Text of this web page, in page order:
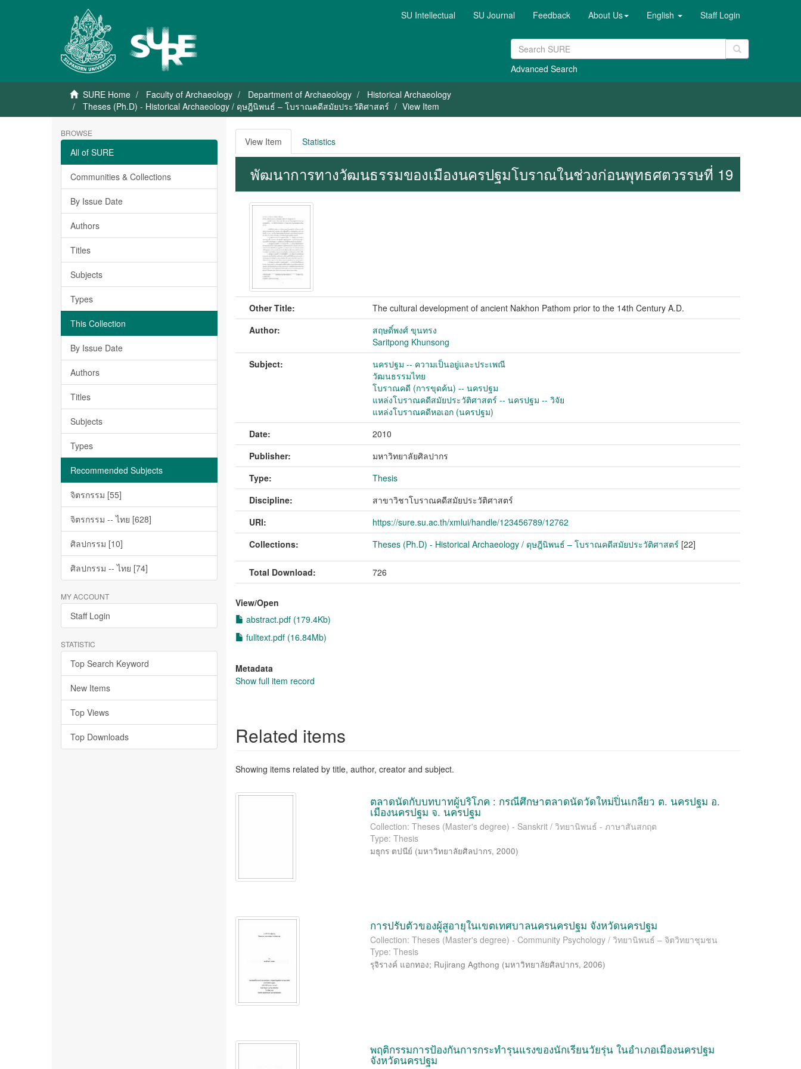
SU Intellectual SU Journal Feedback About Us English Staff Login
Advanced Search
SURE Home Faculty of Archaeology Department of Archaeology
Historical Archaeology
Theses (Ph.D) - Historical Archaeology / ดุษฎีนิพนธ์ – โบราณคดีสมัยประวัติศาสตร์
View Item
BROWSE
All of SURE
Communities & Collections
By Issue Date
Authors
Titles
Subjects
Types
This Collection
By Issue Date
Authors
Titles
Subjects
Types
Recommended Subjects
จิตรกรรม [55]
จิตรกรรม -- ไทย [628]
ศิลปกรรม [10]
ศิลปกรรม -- ไทย [74]
MY ACCOUNT
Staff Login
STATISTIC
Top Search Keyword
New Items
Top Views
Top Downloads
View Item Statistics
พัฒนาการทางวัฒนธรรมของเมืองนครปฐมโบราณในช่วงก่อนพุทธศตวรรษที่ 19
Other Title:
The cultural development of ancient Nakhon Pathom prior to the 14th Century A.D.
Author:
สฤษดิ์พงศ์ ขุนทรง
Saritpong Khunsong
Subject:
นครปฐม -- ความเป็นอยู่และประเพณี
วัฒนธรรมไทย
โบราณคดี (การขุดค้น) -- นครปฐม
แหล่งโบราณคดีสมัยประวัติศาสตร์ -- นครปฐม -- วิจัย
แหล่งโบราณคดีหอเอก (นครปฐม)
Date:
2010
Publisher:
มหาวิทยาลัยศิลปากร
Type:
Thesis
Discipline:
สาขาวิชาโบราณคดีสมัยประวัติศาสตร์
URI:
https://sure.su.ac.th/xmlui/handle/123456789/12762
Collections:
Theses (Ph.D) - Historical Archaeology / ดุษฎีนิพนธ์ – โบราณคดีสมัยประวัติศาสตร์ [22]
Total Download: 726
View/Open
abstract.pdf (179.4Kb)
fulltext.pdf (16.84Mb)
Metadata
Show full item record
Related items
Showing items related by title, author, creator and subject.
ตลาดนัดกับบทบาทผู้บริโภค : กรณีศึกษาตลาดนัดวัดใหม่ปิ่นเกลียว ต. นครปฐม อ.
เมืองนครปฐม จ. นครปฐม
Collection: Theses (Master's degree) - Sanskrit / วิทยานิพนธ์ - ภาษาสันสกฤต
Type: Thesis
มธุกร ตปนีย์ (มหาวิทยาลัยศิลปากร,2000)
การปรับตัวของผู้สูอายุในเขตเทศบาลนครนครปฐม จังหวัดนครปฐม
Collection: Theses (Master's degree) - Community Psychology / วิทยานิพนธ์ – จิตวิทยาชุมชน
Type: Thesis
รุจิรางค์ แอกทอง; Rujirang Agthong (มหาวิทยาลัยศิลปากร,2006)
พฤติกรรมการป้องกันการกระทำรุนแรงของนักเรียนวัยรุ่น ในอำเภอเมืองนครปฐม
จังหวัดนครปฐม